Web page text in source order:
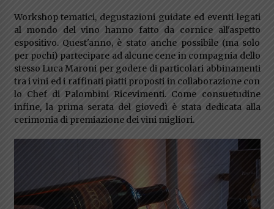
Workshop tematici, degustazioni guidate ed eventi legati
al mondo del vino hanno fatto da cornice all'aspetto
espositivo. Quest'anno, è stato anche possibile (ma solo
per pochi) partecipare ad alcune cene in compagnia dello
stesso Luca Maroni per godere di particolari abbinamenti
tra i vini ed i raffinati piatti proposti in collaborazione con
lo Chef di Palombini Ricevimenti. Come consuetudine
infine, la prima serata del giovedì è stata dedicata alla
cerimonia di premiazione dei vini migliori.